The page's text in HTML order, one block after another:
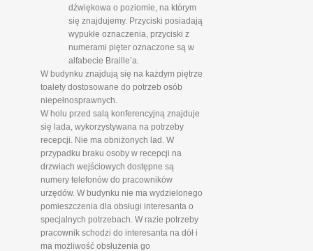
dźwiękowa o poziomie, na którym
się znajdujemy. Przyciski posiadają
wypukłe oznaczenia, przyciski z
numerami pięter oznaczone są w
alfabecie Braille’a.
W budynku znajdują się na każdym piętrze
toalety dostosowane do potrzeb osób
niepełnosprawnych.
W holu przed salą konferencyjną znajduje
się lada, wykorzystywana na potrzeby
recepcji. Nie ma obniżonych lad. W
przypadku braku osoby w recepcji na
drzwiach wejściowych dostępne są
numery telefonów do pracowników
urzędów. W budynku nie ma wydzielonego
pomieszczenia dla obsługi interesanta o
specjalnych potrzebach. W razie potrzeby
pracownik schodzi do interesanta na dół i
ma możliwość obsłużenia go